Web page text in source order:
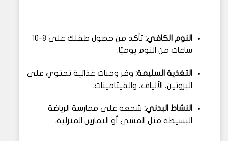
النوم الكافي:
تأكد من حصول طفلك على 8-10
ساعات من النوم يوميًا.
التغذية السليمة: وفر وجبات غذائية تحتوي على
البروتين، الألياف، والفيتامينات.
النشاط البدني: شجعه على ممارسة الرياضة
البسيطة مثل المشي أو التمارين المنزلية.